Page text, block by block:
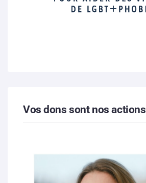
Vos dons sont nos actions